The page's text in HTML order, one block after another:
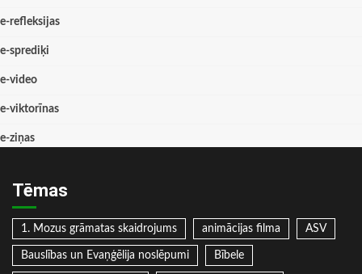
e-refleksijas
e-sprediķi
e-video
e-viktorīnas
e-ziņas
Tēmas
1. Mozus grāmatas skaidrojums animācijas filma ASV
Bauslības un Evaņģēlija noslēpumi Bībele